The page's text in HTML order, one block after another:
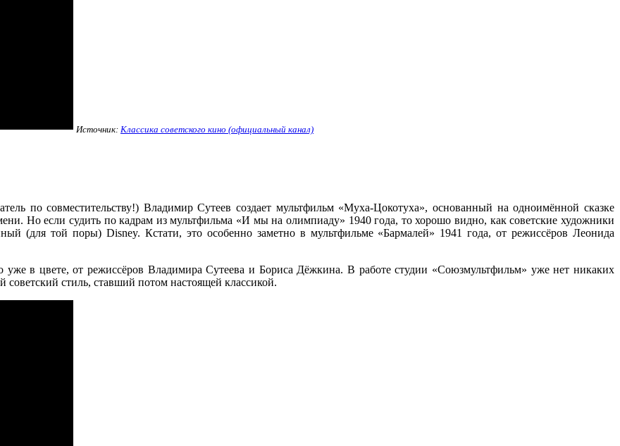
Источник: Классика советского кино (официальный канал)
по совместительству!) Владимир Сутеев создает мультфильм «Муха-Цокотуха», основанный на одноимённой сказке
Но если судить по кадрам из мультфильма «И мы на олимпиаду» 1940 года, то хорошо видно, как советские художники
(для той поры) Disney. Кстати, это особенно заметно в мультфильме «Бармалей» 1941 года, от режиссёров Леонида
в цвете, от режиссёров Владимира Сутеева и Бориса Дёжкина. В работе студии «Союзмультфильм» уже нет никаких
стиль, ставший потом настоящей классикой.